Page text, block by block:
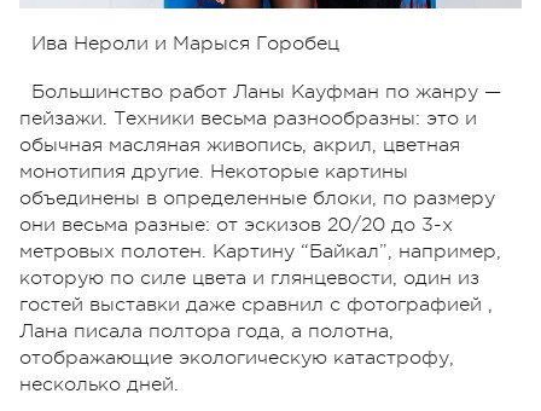
Ива Нероли и Марыся Горобец
Большинство работ Ланы Кауфман по жанру —
пейзажи. Техники весьма разнообразны: это и
обычная масляная живопись, акрил, цветная
монотипия другие. Некоторые картины
объединены в определенные блоки, по размеру
они весьма разные: от эскизов 20/20 до 3-х
метровых полотен. Картину “Байкал”, например,
которую по силе цвета и глянцевости, один из
гостей выставки даже сравнил с фотографией ,
Лана писала полтора года, а полотна,
отображающие экологическую катастрофу,
несколько дней.